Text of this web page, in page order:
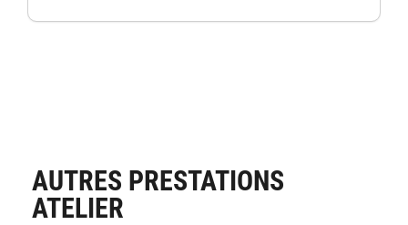
AUTRES PRESTATIONS
ATELIER